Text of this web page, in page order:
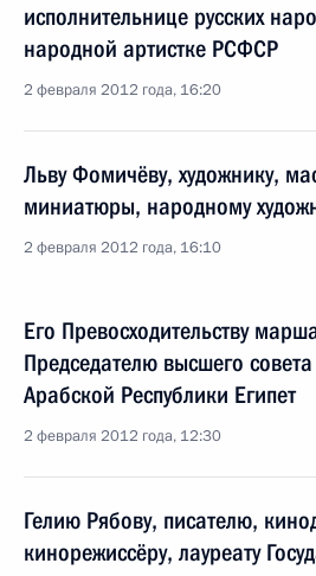
исполнительнице русских
народной артистке РСФСР
2 февраля 2012 года, 16:20
Льву Фомичёву, художнику,
миниатюры, народному
2 февраля 2012 года, 16:10
Его Превосходительству
Председателю высшего
Арабской Республики Египет
2 февраля 2012 года, 12:30
Гелию Рябову, писателю,
кинорежиссёру, лауреату